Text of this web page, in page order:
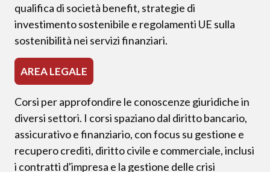
qualifica di società benefit, strategie di
investimento sostenibile e regolamenti UE sulla
sostenibilità nei servizi finanziari.
AREA LEGALE
Corsi per approfondire le conoscenze giuridiche in
diversi settori. I corsi spaziano dal diritto bancario,
assicurativo e finanziario, con focus su gestione e
recupero crediti, diritto civile e commerciale, inclusi
i contratti d'impresa e la gestione delle crisi